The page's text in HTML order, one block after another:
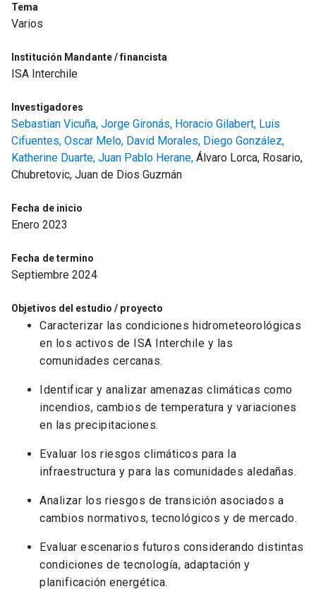
Tema
Varios
Institución Mandante / financista
ISA Interchile
Investigadores
Sebastian Vicuña, Jorge Gironás, Horacio Gilabert, Luis
Cifuentes, Oscar Melo, David Morales, Diego González,
Katherine Duarte, Juan Pablo Herane, Álvaro Lorca, Rosario,
Chubretovic, Juan de Dios Guzmán
Fecha de inicio
Enero 2023
Fecha de termino
Septiembre 2024
Objetivos del estudio / proyecto
Caracterizar las condiciones hidrometeorológicas
en los activos de ISA Interchile y las
comunidades cercanas.
Identificar y analizar amenazas climáticas como
incendios, cambios de temperatura y variaciones
en las precipitaciones.
Evaluar los riesgos climáticos para la
infraestructura y para las comunidades aledañas.
Analizar los riesgos de transición asociados a
cambios normativos, tecnológicos y de mercado.
Evaluar escenarios futuros considerando distintas
condiciones de tecnología, adaptación y
planificación energética.